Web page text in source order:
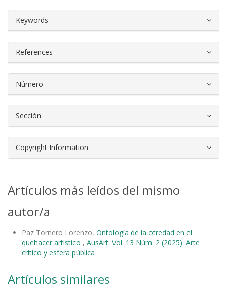
Keywords
References
Número
Sección
Copyright Information
Artículos más leídos del mismo
autor/a
Paz Tornero Lorenzo, Ontología de la otredad en el
quehacer artístico , AusArt: Vol. 13 Núm. 2 (2025): Arte
crítico y esfera pública
Artículos similares